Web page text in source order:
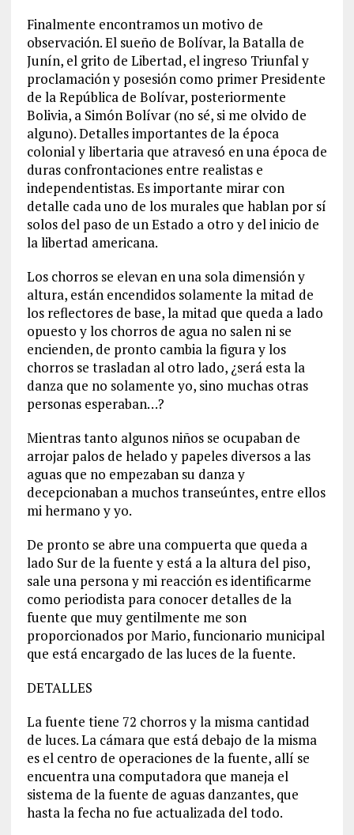
Finalmente encontramos un motivo de
observación. El sueño de Bolívar, la Batalla de
Junín, el grito de Libertad, el ingreso Triunfal y
proclamación y posesión como primer Presidente
de la República de Bolívar, posteriormente
Bolivia, a Simón Bolívar (no sé, si me olvido de
alguno). Detalles importantes de la época
colonial y libertaria que atravesó en una época de
duras confrontaciones entre realistas e
independentistas. Es importante mirar con
detalle cada uno de los murales que hablan por sí
solos del paso de un Estado a otro y del inicio de
la libertad americana.
Los chorros se elevan en una sola dimensión y
altura, están encendidos solamente la mitad de
los reflectores de base, la mitad que queda a lado
opuesto y los chorros de agua no salen ni se
encienden, de pronto cambia la figura y los
chorros se trasladan al otro lado, ¿será esta la
danza que no solamente yo, sino muchas otras
personas esperaban…?
Mientras tanto algunos niños se ocupaban de
arrojar palos de helado y papeles diversos a las
aguas que no empezaban su danza y
decepcionaban a muchos transeúntes, entre ellos
mi hermano y yo.
De pronto se abre una compuerta que queda a
lado Sur de la fuente y está a la altura del piso,
sale una persona y mi reacción es identificarme
como periodista para conocer detalles de la
fuente que muy gentilmente me son
proporcionados por Mario, funcionario municipal
que está encargado de las luces de la fuente.
DETALLES
La fuente tiene 72 chorros y la misma cantidad
de luces. La cámara que está debajo de la misma
es el centro de operaciones de la fuente, allí se
encuentra una computadora que maneja el
sistema de la fuente de aguas danzantes, que
hasta la fecha no fue actualizada del todo.